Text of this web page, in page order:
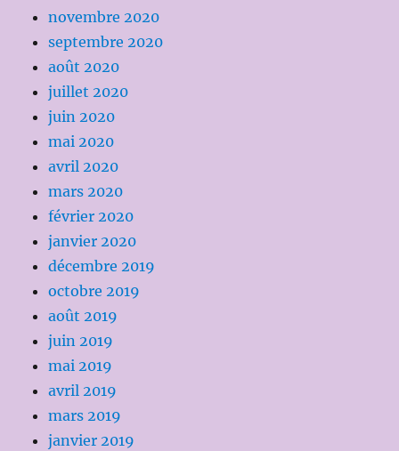
novembre 2020
septembre 2020
août 2020
juillet 2020
juin 2020
mai 2020
avril 2020
mars 2020
février 2020
janvier 2020
décembre 2019
octobre 2019
août 2019
juin 2019
mai 2019
avril 2019
mars 2019
janvier 2019